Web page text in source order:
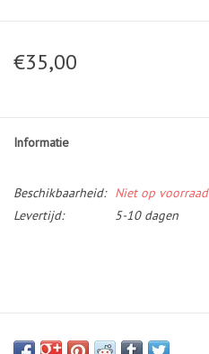
€35,00
Informatie
Beschikbaarheid:
Niet op voorraad
Levertijd:
5-10 dagen